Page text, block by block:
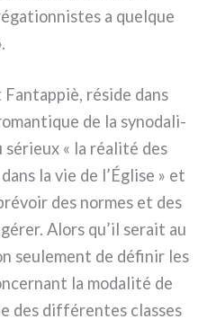
a quel­que
rési­de dans
de la syno­da­li­
sérieux « la réa­li­té des
la vie de l’Église » et
des nor­mes et des
Alors qu’il serait au
seu­le­ment de défi­nir les
la moda­li­té de
des dif­fé­ren­tes clas­ses